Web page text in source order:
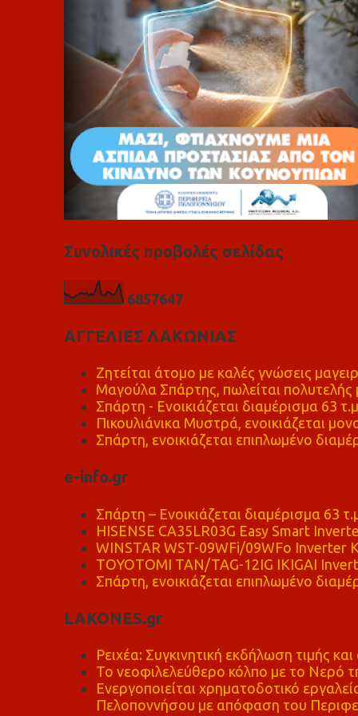
Συνολικές προβολές σελίδας
6857647
ΑΓΓΕΛΙΕΣ ΛΑΚΩΝΙΑΣ
Ζητείται άτομο με καλές γνώσεις
Μαγούλα Σπάρτης, πωλείται πολυτελής
Σπάρτη - Ενοικιάζεται διαμέρισμα 63 τ.μ
Πικουλιάνικα Μυστρά, ενοικιάζεται
Σπάρτη, ενοικιάζεται επιπλωμένο
e-info.gr
Σπάρτη – Ενοικιάζεται διαμέρισμα 63
HISENSE CA35LR03G Easy Smart
WINSTAR WST-09WFi/09WFo Inverter
TOYOTOMI TAN/TAG-12IG IKIGAI
Σπάρτη, ενοικιάζεται επιπλωμένο
LAKONES.gr
Ρειχέα: Συγκινητική εκδήλωση τιμής
Το νεοφιλελεύθερο κόλπο με το Νερό
Ενεργοποιείται χρηματοδοτικό
Πελοποννήσου με απόφαση του